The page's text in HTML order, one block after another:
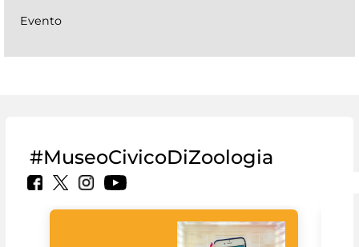
Evento
#MuseoCivicoDiZoologia